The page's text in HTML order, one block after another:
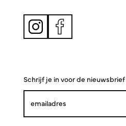
Schrijf je in voor de nieuwsbrief